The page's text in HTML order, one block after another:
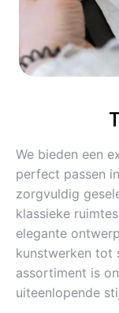
We bieden een
perfect passen
zorgvuldig
klassieke
elegante
kunstwerken tot
assortiment is
uiteenlopende